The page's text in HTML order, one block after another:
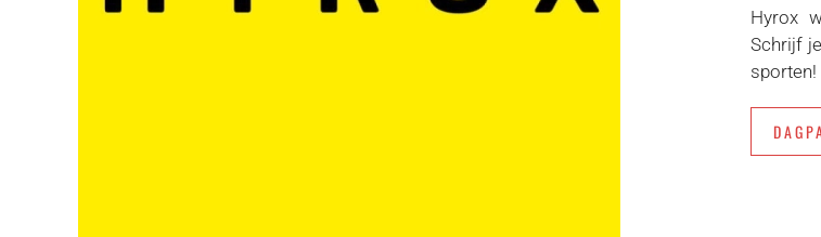
Hyrox
Schrijf
sporten!